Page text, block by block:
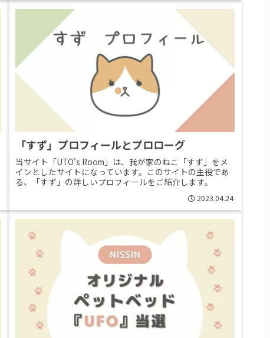
「すず」プロフィールとプロローグ
当サイト「UTO's Room」は、我が家のねこ「すず」をメ
インとしたサイトになっています。このサイトの主役であ
る、「すず」の詳しいプロフィールをご紹介します。
2023.04.24